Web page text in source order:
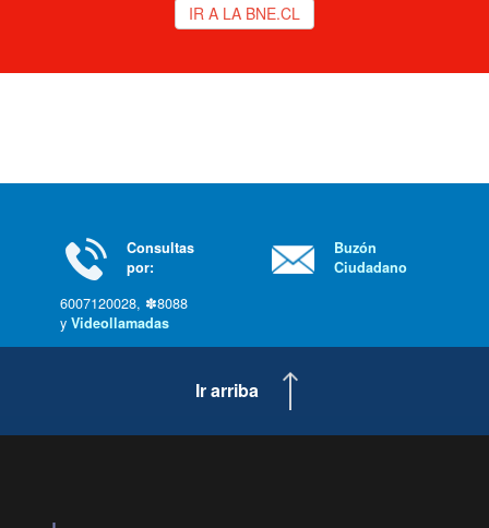
IR A LA BNE.CL
Consultas
por:
6007120028, ✽8088
y Videollamadas
Buzón
Ciudadano
Ir arriba